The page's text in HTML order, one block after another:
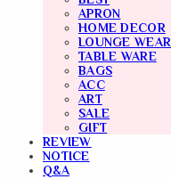
APRON
HOME DECOR
LOUNGE WEAR
TABLE WARE
BAGS
ACC
ART
SALE
GIFT
REVIEW
NOTICE
Q&A